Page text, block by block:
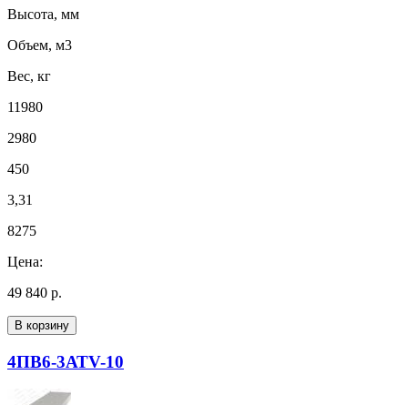
Высота, мм
Объем, м3
Вес, кг
11980
2980
450
3,31
8275
Цена:
49 840 р.
В корзину
4ПВ6-3АТV-10